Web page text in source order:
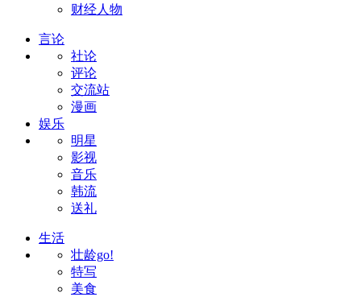
财经人物
言论
社论
评论
交流站
漫画
娱乐
明星
影视
音乐
韩流
送礼
生活
壮龄go!
特写
美食